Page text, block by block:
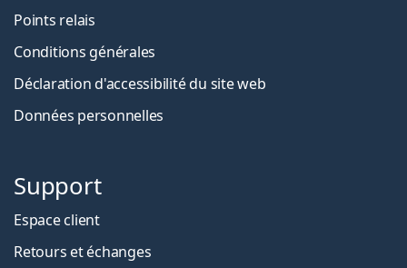
Points relais
Conditions générales
Déclaration d'accessibilité du site web
Données personnelles
Support
Espace client
Retours et échanges